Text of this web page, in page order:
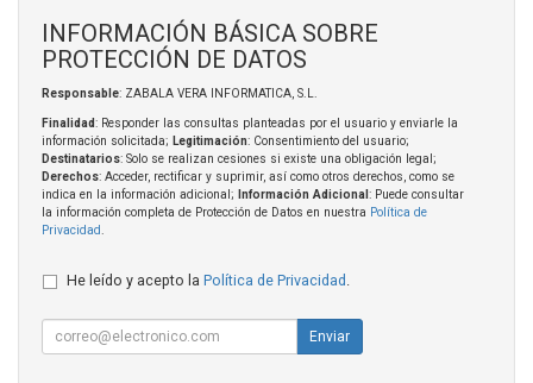
INFORMACIÓN BÁSICA SOBRE
PROTECCIÓN DE DATOS
Responsable: ZABALA VERA INFORMATICA, S.L.
Finalidad: Responder las consultas planteadas por el usuario y enviarle la
información solicitada; Legitimación: Consentimiento del usuario;
Destinatarios: Solo se realizan cesiones si existe una obligación legal;
Derechos: Acceder, rectificar y suprimir, así como otros derechos, como se
indica en la información adicional;
Información Adicional : Puede consultar
la información completa de Protección de Datos en nuestra Política de
Privacidad.
He leído y acepto la Política de Privacidad .
Enviar